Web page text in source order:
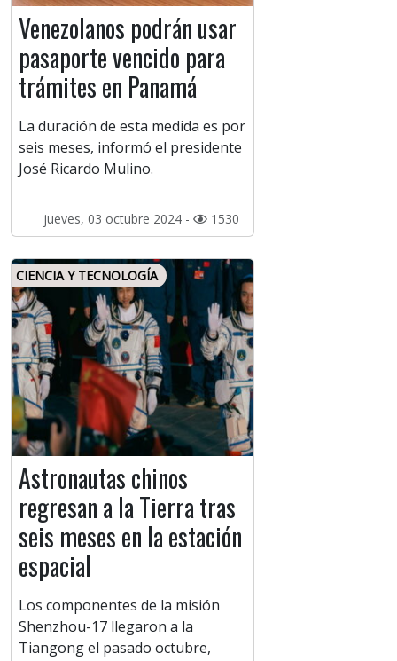
Venezolanos podrán usar
pasaporte vencido para
trámites en Panamá
La duración de esta medida es por
seis meses, informó el presidente
José Ricardo Mulino.
jueves, 03 octubre 2024 - 1530
CIENCIA Y TECNOLOGÍA
Astronautas chinos
regresan a la Tierra tras
seis meses en la estación
espacial
Los componentes de la misión
Shenzhou-17 llegaron a la
Tiangong el pasado octubre,